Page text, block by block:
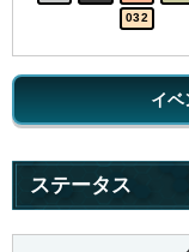
032
イベ
ステータス